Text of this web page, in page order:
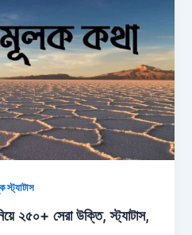
স্ট্যাটাস
২৫০+ সেরা উক্তি, স্ট্যাটাস,